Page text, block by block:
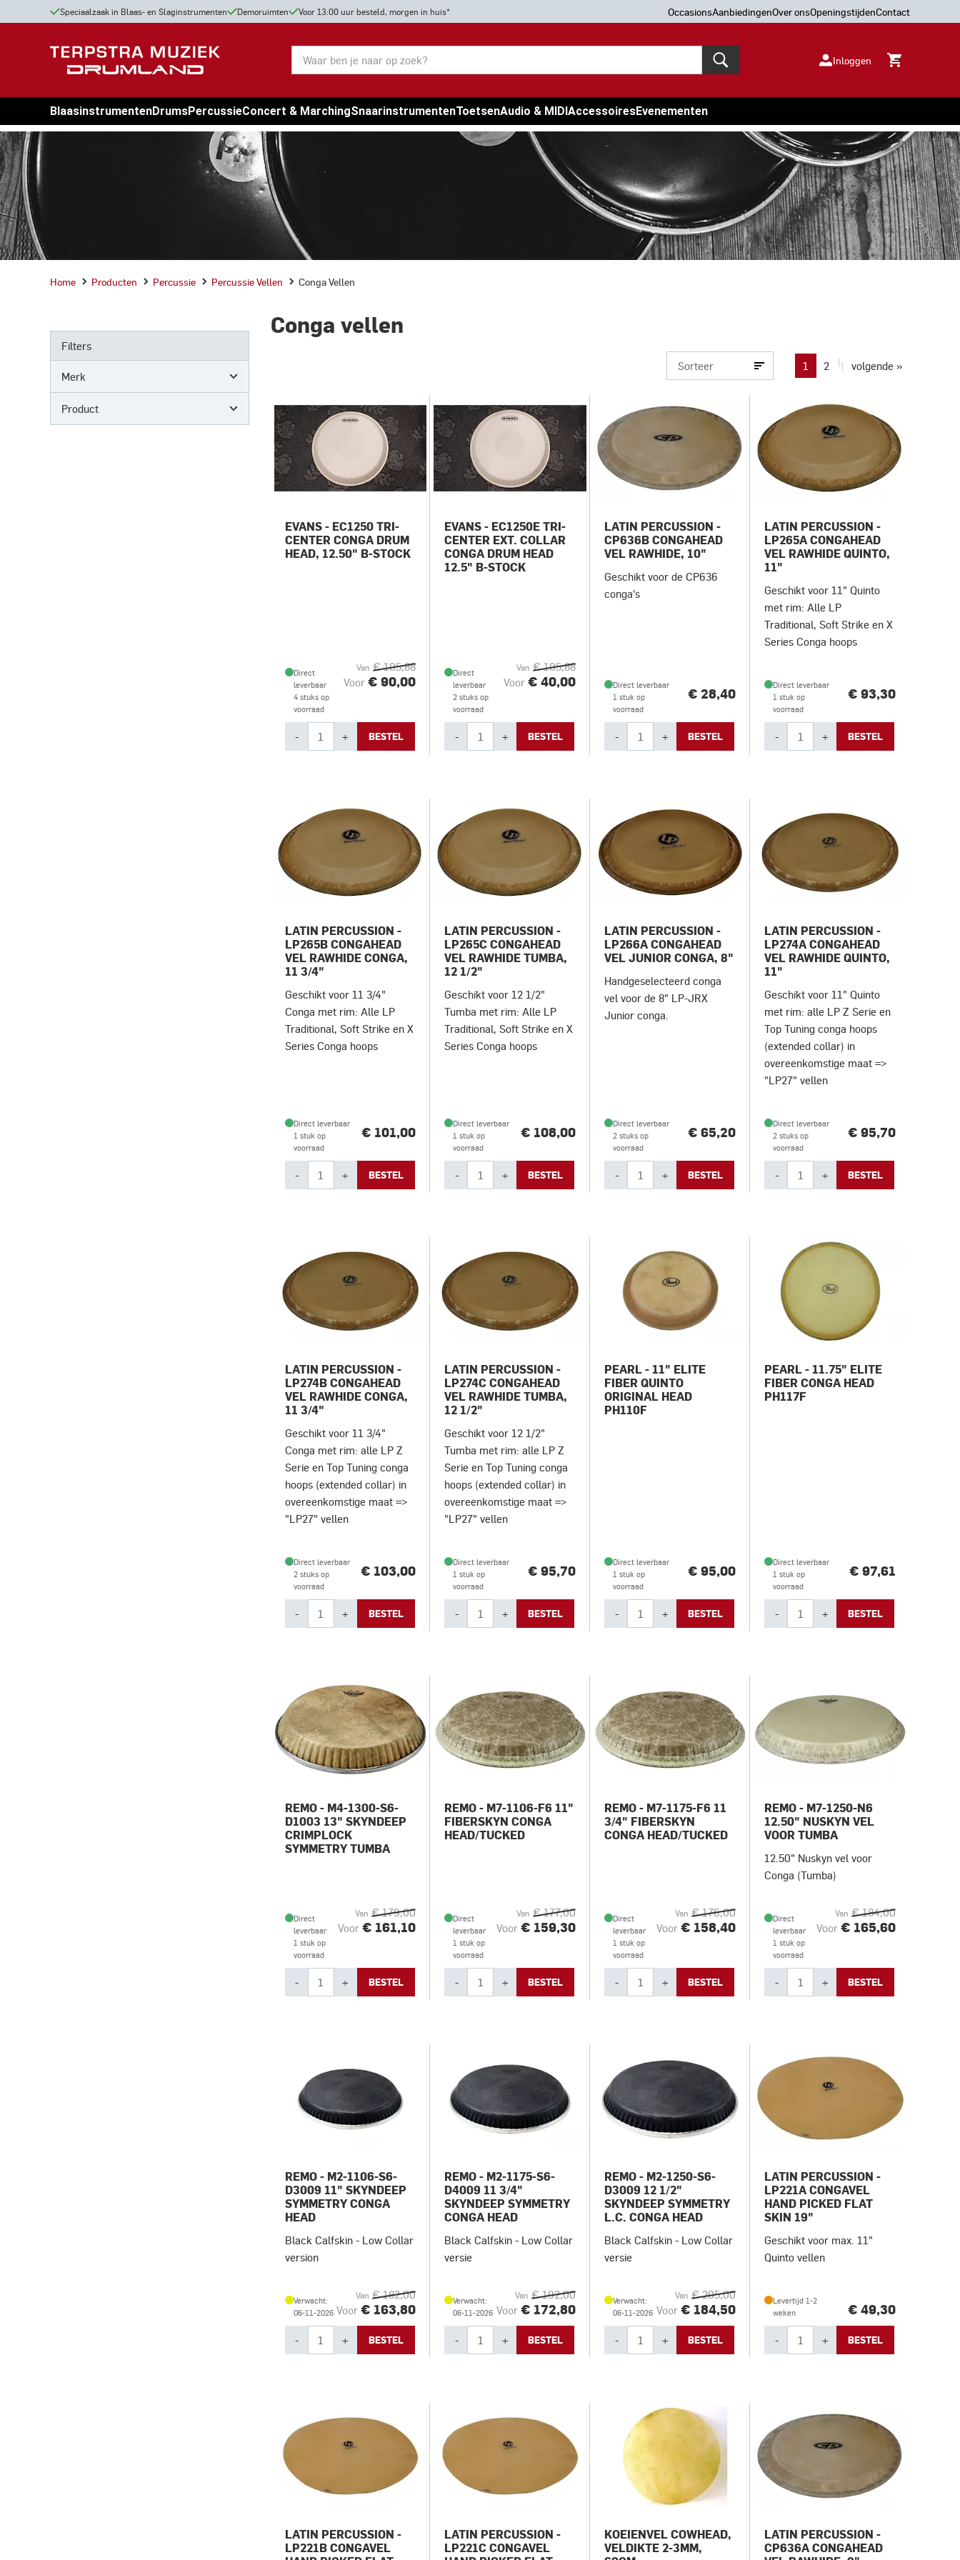
Speciaalzaak in Blaas- en Slaginstrumenten Demoruimten Voor 13:00 uur besteld, morgen in huis* OccasionsAanbiedingenOver onsOpeningstijdenContact
Inloggen
BlaasinstrumentenDrumsPercussieConcert & MarchingSnaarinstrumentenToetsenAudio & MIDIAccessoiresEvenementen
Home Producten Percussie Percussie Vellen Conga Vellen
Filters
Merk
Product
Conga vellen
1 2 volgende »
EVANS - EC1250 TRI-
CENTER CONGA DRUM
HEAD, 12.50" B-STOCK
Direct
leverbaar
4 stuks op
voorraad
Van € 105,88
Voor€ 90,00
- + BESTEL
EVANS - EC1250E TRI-
CENTER EXT. COLLAR
CONGA DRUM HEAD
12.5" B-STOCK
Direct
leverbaar
2 stuks op
voorraad
Van € 105,88
Voor€ 40,00
- + BESTEL
LATIN PERCUSSION -
CP636B CONGAHEAD
VEL RAWHIDE, 10"
Geschikt voor de CP636
conga's
Direct leverbaar
1 stuk op
voorraad
€ 28,40
- + BESTEL
LATIN PERCUSSION -
LP265A CONGAHEAD
VEL RAWHIDE QUINTO,
11"
Geschikt voor 11" Quinto
met rim: Alle LP
Traditional, Soft Strike en X
Series Conga hoops
Direct leverbaar
1 stuk op
voorraad
€ 93,30
- + BESTEL
LATIN PERCUSSION -
LP265B CONGAHEAD
VEL RAWHIDE CONGA,
11 3/4"
Geschikt voor 11 3/4"
Conga met rim: Alle LP
Traditional, Soft Strike en X
Series Conga hoops
Direct leverbaar
1 stuk op
voorraad
€ 101,00
- + BESTEL
LATIN PERCUSSION -
LP265C CONGAHEAD
VEL RAWHIDE TUMBA,
12 1/2"
Geschikt voor 12 1/2"
Tumba met rim: Alle LP
Traditional, Soft Strike en X
Series Conga hoops
Direct leverbaar
1 stuk op
voorraad
€ 108,00
- + BESTEL
LATIN PERCUSSION -
LP266A CONGAHEAD
VEL JUNIOR CONGA, 8"
Handgeselecteerd conga
vel voor de 8" LP-JRX
Junior conga.
Direct leverbaar
2 stuks op
voorraad
€ 65,20
- + BESTEL
LATIN PERCUSSION -
LP274A CONGAHEAD
VEL RAWHIDE QUINTO,
11"
Geschikt voor 11" Quinto
met rim: alle LP Z Serie en
Top Tuning conga hoops
(extended collar) in
overeenkomstige maat =>
"LP27" vellen
Direct leverbaar
2 stuks op
voorraad
€ 95,70
- + BESTEL
LATIN PERCUSSION -
LP274B CONGAHEAD
VEL RAWHIDE CONGA,
11 3/4"
Geschikt voor 11 3/4"
Conga met rim: alle LP Z
Serie en Top Tuning conga
hoops (extended collar) in
overeenkomstige maat =>
"LP27" vellen
Direct leverbaar
2 stuks op
voorraad
€ 103,00
- + BESTEL
LATIN PERCUSSION -
LP274C CONGAHEAD
VEL RAWHIDE TUMBA,
12 1/2"
Geschikt voor 12 1/2"
Tumba met rim: alle LP Z
Serie en Top Tuning conga
hoops (extended collar) in
overeenkomstige maat =>
"LP27" vellen
Direct leverbaar
1 stuk op
voorraad
€ 95,70
- + BESTEL
PEARL - 11" ELITE
FIBER QUINTO
ORIGINAL HEAD
PH110F
Direct leverbaar
1 stuk op
voorraad
€ 95,00
- + BESTEL
PEARL - 11.75" ELITE
FIBER CONGA HEAD
PH117F
Direct leverbaar
1 stuk op
voorraad
€ 97,61
- + BESTEL
REMO - M4-1300-S6-
D1003 13" SKYNDEEP
CRIMPLOCK
SYMMETRY TUMBA
Direct
leverbaar
1 stuk op
voorraad
Van € 179,00
Voor€ 161,10
- + BESTEL
REMO - M7-1106-F6 11"
FIBERSKYN CONGA
HEAD/TUCKED
Direct
leverbaar
1 stuk op
voorraad
Van € 177,00
Voor€ 159,30
- + BESTEL
REMO - M7-1175-F6 11
3/4" FIBERSKYN
CONGA HEAD/TUCKED
Direct
leverbaar
1 stuk op
voorraad
Van € 176,00
Voor€ 158,40
- + BESTEL
REMO - M7-1250-N6
12.50" NUSKYN VEL
VOOR TUMBA
12.50" Nuskyn vel voor
Conga (Tumba)
Direct
leverbaar
1 stuk op
voorraad
Van € 184,00
Voor € 165,60
- + BESTEL
REMO - M2-1106-S6-
D3009 11" SKYNDEEP
SYMMETRY CONGA
HEAD
Black Calfskin - Low Collar
version
Verwacht:
06-11-2026
Van € 182,00
Voor€ 163,80
- + BESTEL
REMO - M2-1175-S6-
D4009 11 3/4"
SKYNDEEP SYMMETRY
CONGA HEAD
Black Calfskin - Low Collar
versie
Verwacht:
06-11-2026
Van € 192,00
Voor€ 172,80
- + BESTEL
REMO - M2-1250-S6-
D3009 12 1/2"
SKYNDEEP SYMMETRY
L.C. CONGA HEAD
Black Calfskin - Low Collar
versie
Verwacht:
06-11-2026
Van € 205,00
Voor€ 184,50
- + BESTEL
LATIN PERCUSSION -
LP221A CONGAVEL
HAND PICKED FLAT
SKIN 19"
Geschikt voor max. 11"
Quinto vellen
Levertijd 1-2
weken
€ 49,30
- + BESTEL
LATIN PERCUSSION -
LP221B CONGAVEL
LATIN PERCUSSION -
LP221C CONGAVEL
KOEIENVEL COWHEAD,
VELDIKTE 2-3MM,
LATIN PERCUSSION -
CP636A CONGAHEAD